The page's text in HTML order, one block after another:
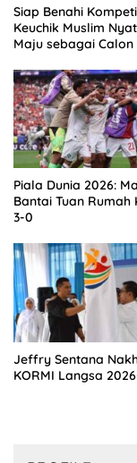
Siap Benahi
Keuchik Muslim
Maju sebagai Calon
Piala Dunia 2026:
Bantai Tuan Rumah
3-0
Jeffry Sentana
KORMI Langsa